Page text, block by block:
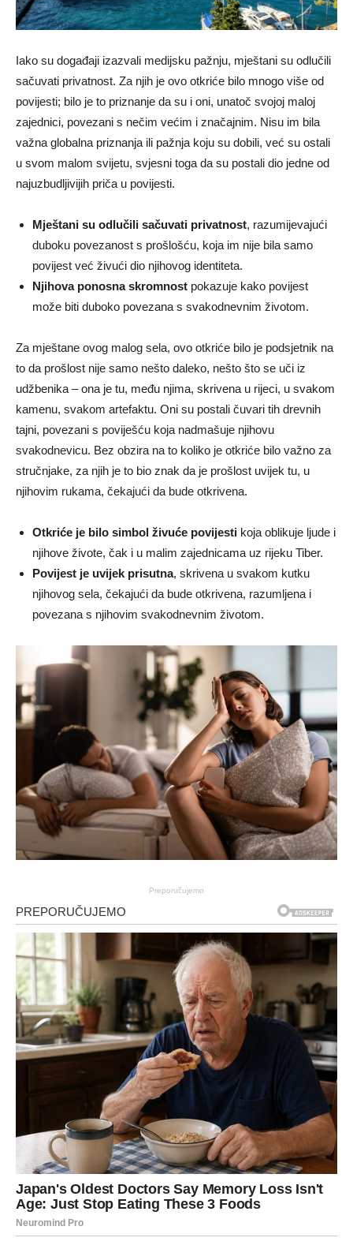
Iako su događaji izazvali medijsku pažnju, mještani su odlučili
sačuvati privatnost. Za njih je ovo otkriće bilo mnogo više od
povijesti; bilo je to priznanje da su i oni, unatoč svojoj maloj
zajednici, povezani s nečim većim i značajnim. Nisu im bila
važna globalna priznanja ili pažnja koju su dobili, već su ostali
u svom malom svijetu, svjesni toga da su postali dio jedne od
najuzbudljivijih priča u povijesti.
Mještani su odlučili sačuvati privatnost, razumijevajući
duboku povezanost s prošlošću, koja im nije bila samo
povijest već živući dio njihovog identiteta.
Njihova ponosna skromnost pokazuje kako povijest
može biti duboko povezana s svakodnevnim životom.
Za mještane ovog malog sela, ovo otkriće bilo je podsjetnik na
to da prošlost nije samo nešto daleko, nešto što se uči iz
udžbenika – ona je tu, među njima, skrivena u rijeci, u svakom
kamenu, svakom artefaktu. Oni su postali čuvari tih drevnih
tajni, povezani s poviješću koja nadmašuje njihovu
svakodnevicu. Bez obzira na to koliko je otkriće bilo važno za
stručnjake, za njih je to bio znak da je prošlost uvijek tu, u
njihovim rukama, čekajući da bude otkrivena.
Otkriće je bilo simbol živuće povijesti koja oblikuje ljude i
njihove živote, čak i u malim zajednicama uz rijeku Tiber.
Povijest je uvijek prisutna, skrivena u svakom kutku
njihovog sela, čekajući da bude otkrivena, razumljena i
povezana s njihovim svakodnevnim životom.
Preporučujemo